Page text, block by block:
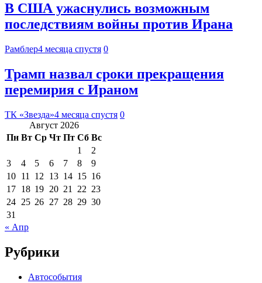
В США ужаснулись возможным
последствиям войны против Ирана
Рамблер4 месяца спустя 0
Трамп назвал сроки прекращения
перемирия с Ираном
ТК «Звезда»4 месяца спустя 0
Август 2026
Пн Вт Ср Чт Пт Сб Вс
1
2
3
4 5 6 7 8
9
10 11 12 13 14 15 16
17 18 19 20 21 22 23
24 25 26 27 28 29 30
31
« Апр
Рубрики
Автособытия